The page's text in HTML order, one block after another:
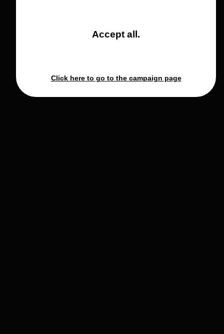
Accept alland
.
Click here to go to the campaign page